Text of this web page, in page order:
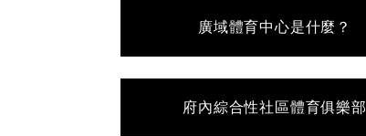
廣域體育中心是什麼？
府內綜合性社區體育俱樂部